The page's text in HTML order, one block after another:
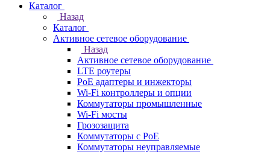
Каталог
Назад
Каталог
Активное сетевое оборудование
Назад
Активное сетевое оборудование
LTE роутеры
PoE адаптеры и инжекторы
Wi-Fi контроллеры и опции
Коммутаторы промышленные
Wi-Fi мосты
Грозозащита
Коммутаторы c PoE
Коммутаторы неуправляемые